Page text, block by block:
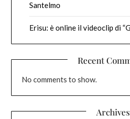
Santelmo
Erisu: è online il videoclip di
Recent
No comments to show.
Archives